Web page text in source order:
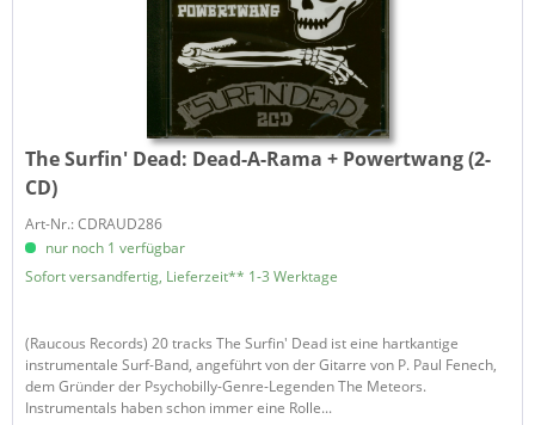
The Surfin' Dead: Dead-A-Rama + Powertwang (2-
CD)
Art-Nr.: CDRAUD286
nur noch 1 verfügbar
Sofort versandfertig, Lieferzeit** 1-3 Werktage
(Raucous Records) 20 tracks The Surfin' Dead ist eine hartkantige
instrumentale Surf-Band, angeführt von der Gitarre von P. Paul Fenech,
dem Gründer der Psychobilly-Genre-Legenden The Meteors.
Instrumentals haben schon immer eine Rolle...